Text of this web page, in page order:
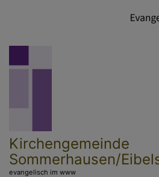
Kirchengemeinde
Sommerhausen/
evangelisch im www